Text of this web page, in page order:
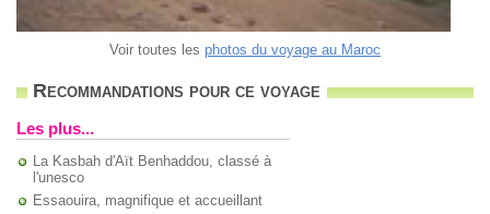
Voir toutes les photos du voyage au Maroc
Recommandations pour ce voyage
Les plus...
La Kasbah d'Aït Benhaddou, classé à
l'unesco
Essaouira, magnifique et accueillant